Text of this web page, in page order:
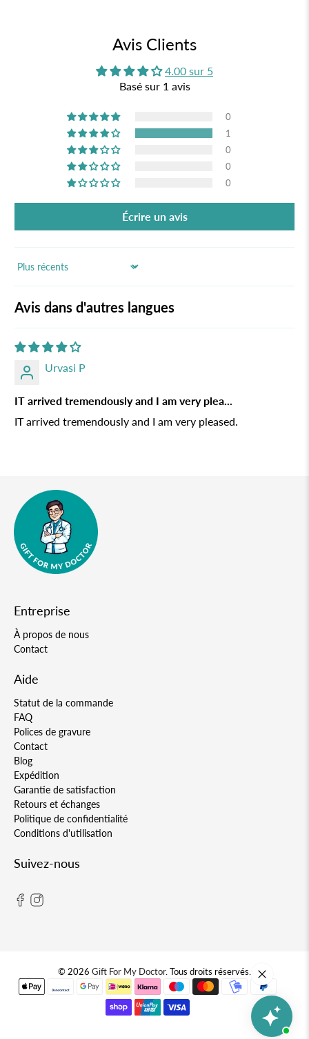
Avis Clients
4.00 sur 5
Basé sur 1 avis
0
1
0
0
0
Écrire un avis
Sort by
Avis dans d'autres langues
Urvasi P
IT arrived tremendously and I am very plea...
IT arrived tremendously and I am very pleased.
Entreprise
À propos de nous
Contact
Aide
Statut de la commande
FAQ
Polices de gravure
Contact
Blog
Expédition
Garantie de satisfaction
Retours et échanges
Politique de confidentialité
Conditions d'utilisation
Suivez-nous
© 2026 Gift For My Doctor.Tous droits réservés.